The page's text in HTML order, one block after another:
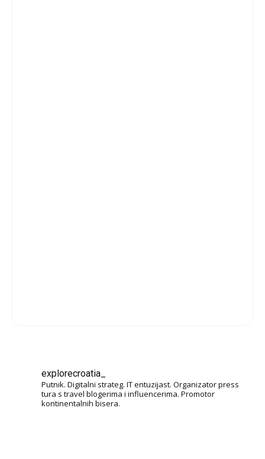
explorecroatia_
Putnik. Digitalni strateg. IT entuzijast. Organizator press
tura s travel blogerima i influencerima. Promotor
kontinentalnih bisera.